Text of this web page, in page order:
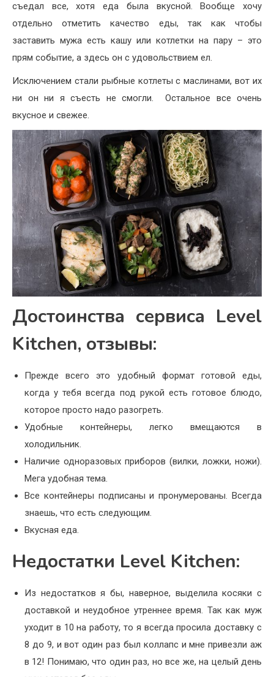
съедал все, хотя еда была вкусной. Вообще хочу
отдельно отметить качество еды, так как чтобы
заставить мужа есть кашу или котлетки на пару – это
прям событие, а здесь он с удовольствием ел.
Исключением стали рыбные котлеты с маслинами, вот их
ни он ни я съесть не смогли. Остальное все очень
вкусное и свежее.
Достоинства сервиса Level
Kitchen, отзывы:
Прежде всего это удобный формат готовой еды,
когда у тебя всегда под рукой есть готовое блюдо,
которое просто надо разогреть.
Удобные контейнеры, легко вмещаются в
холодильник.
Наличие одноразовых приборов (вилки, ложки, ножи).
Мега удобная тема.
Все контейнеры подписаны и пронумерованы. Всегда
знаешь, что есть следующим.
Вкусная еда.
Недостатки Level Kitchen:
Из недостатков я бы, наверное, выделила косяки с
доставкой и неудобное утреннее время. Так как муж
уходит в 10 на работу, то я всегда просила доставку с
8 до 9, и вот один раз был коллапс и мне привезли аж
в 12! Понимаю, что один раз, но все же, на целый день